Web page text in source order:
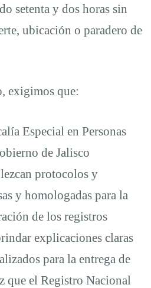
setenta y dos horas sin
ubicación o paradero de
exigimos que:
Especial en Personas
de Jalisco
protocolos y
y homologadas para la
de los registros
explicaciones claras
para la entrega de
que el Registro Nacional